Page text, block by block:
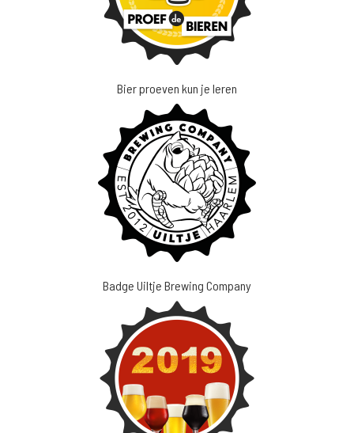
Bier proeven kun je leren
Badge Uiltje Brewing Company